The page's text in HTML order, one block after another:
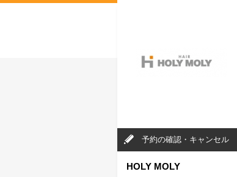
予約の確認・キャンセル
HOLY MOLY